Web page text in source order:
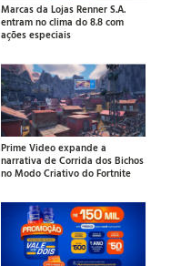
Marcas da Lojas Renner S.A.
entram no clima do 8.8 com
ações especiais
Prime Video expande a
narrativa de Corrida dos Bichos
no Modo Criativo do Fortnite